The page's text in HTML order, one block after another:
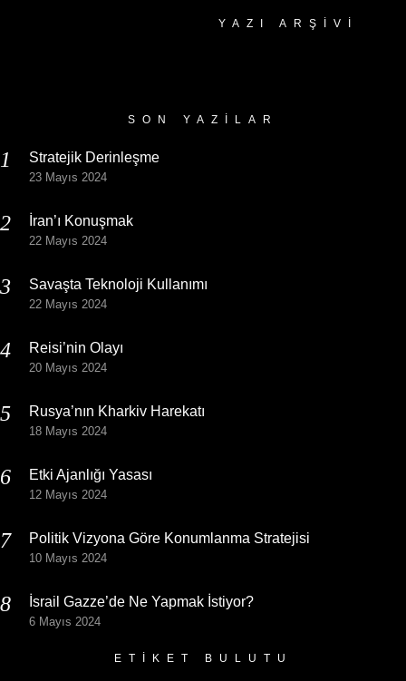
YAZI ARŞIVI
SON YAZILAR
Stratejik Derinleşme
23 Mayıs 2024
İran’ı Konuşmak
22 Mayıs 2024
Savaşta Teknoloji Kullanımı
22 Mayıs 2024
Reisi’nin Olayı
20 Mayıs 2024
Rusya’nın Kharkiv Harekatı
18 Mayıs 2024
Etki Ajanlığı Yasası
12 Mayıs 2024
Politik Vizyona Göre Konumlanma Stratejisi
10 Mayıs 2024
İsrail Gazze’de Ne Yapmak İstiyor?
6 Mayıs 2024
ETIKET BULUTU